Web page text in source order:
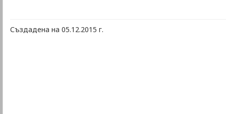
Създадена на 05.12.2015 г.